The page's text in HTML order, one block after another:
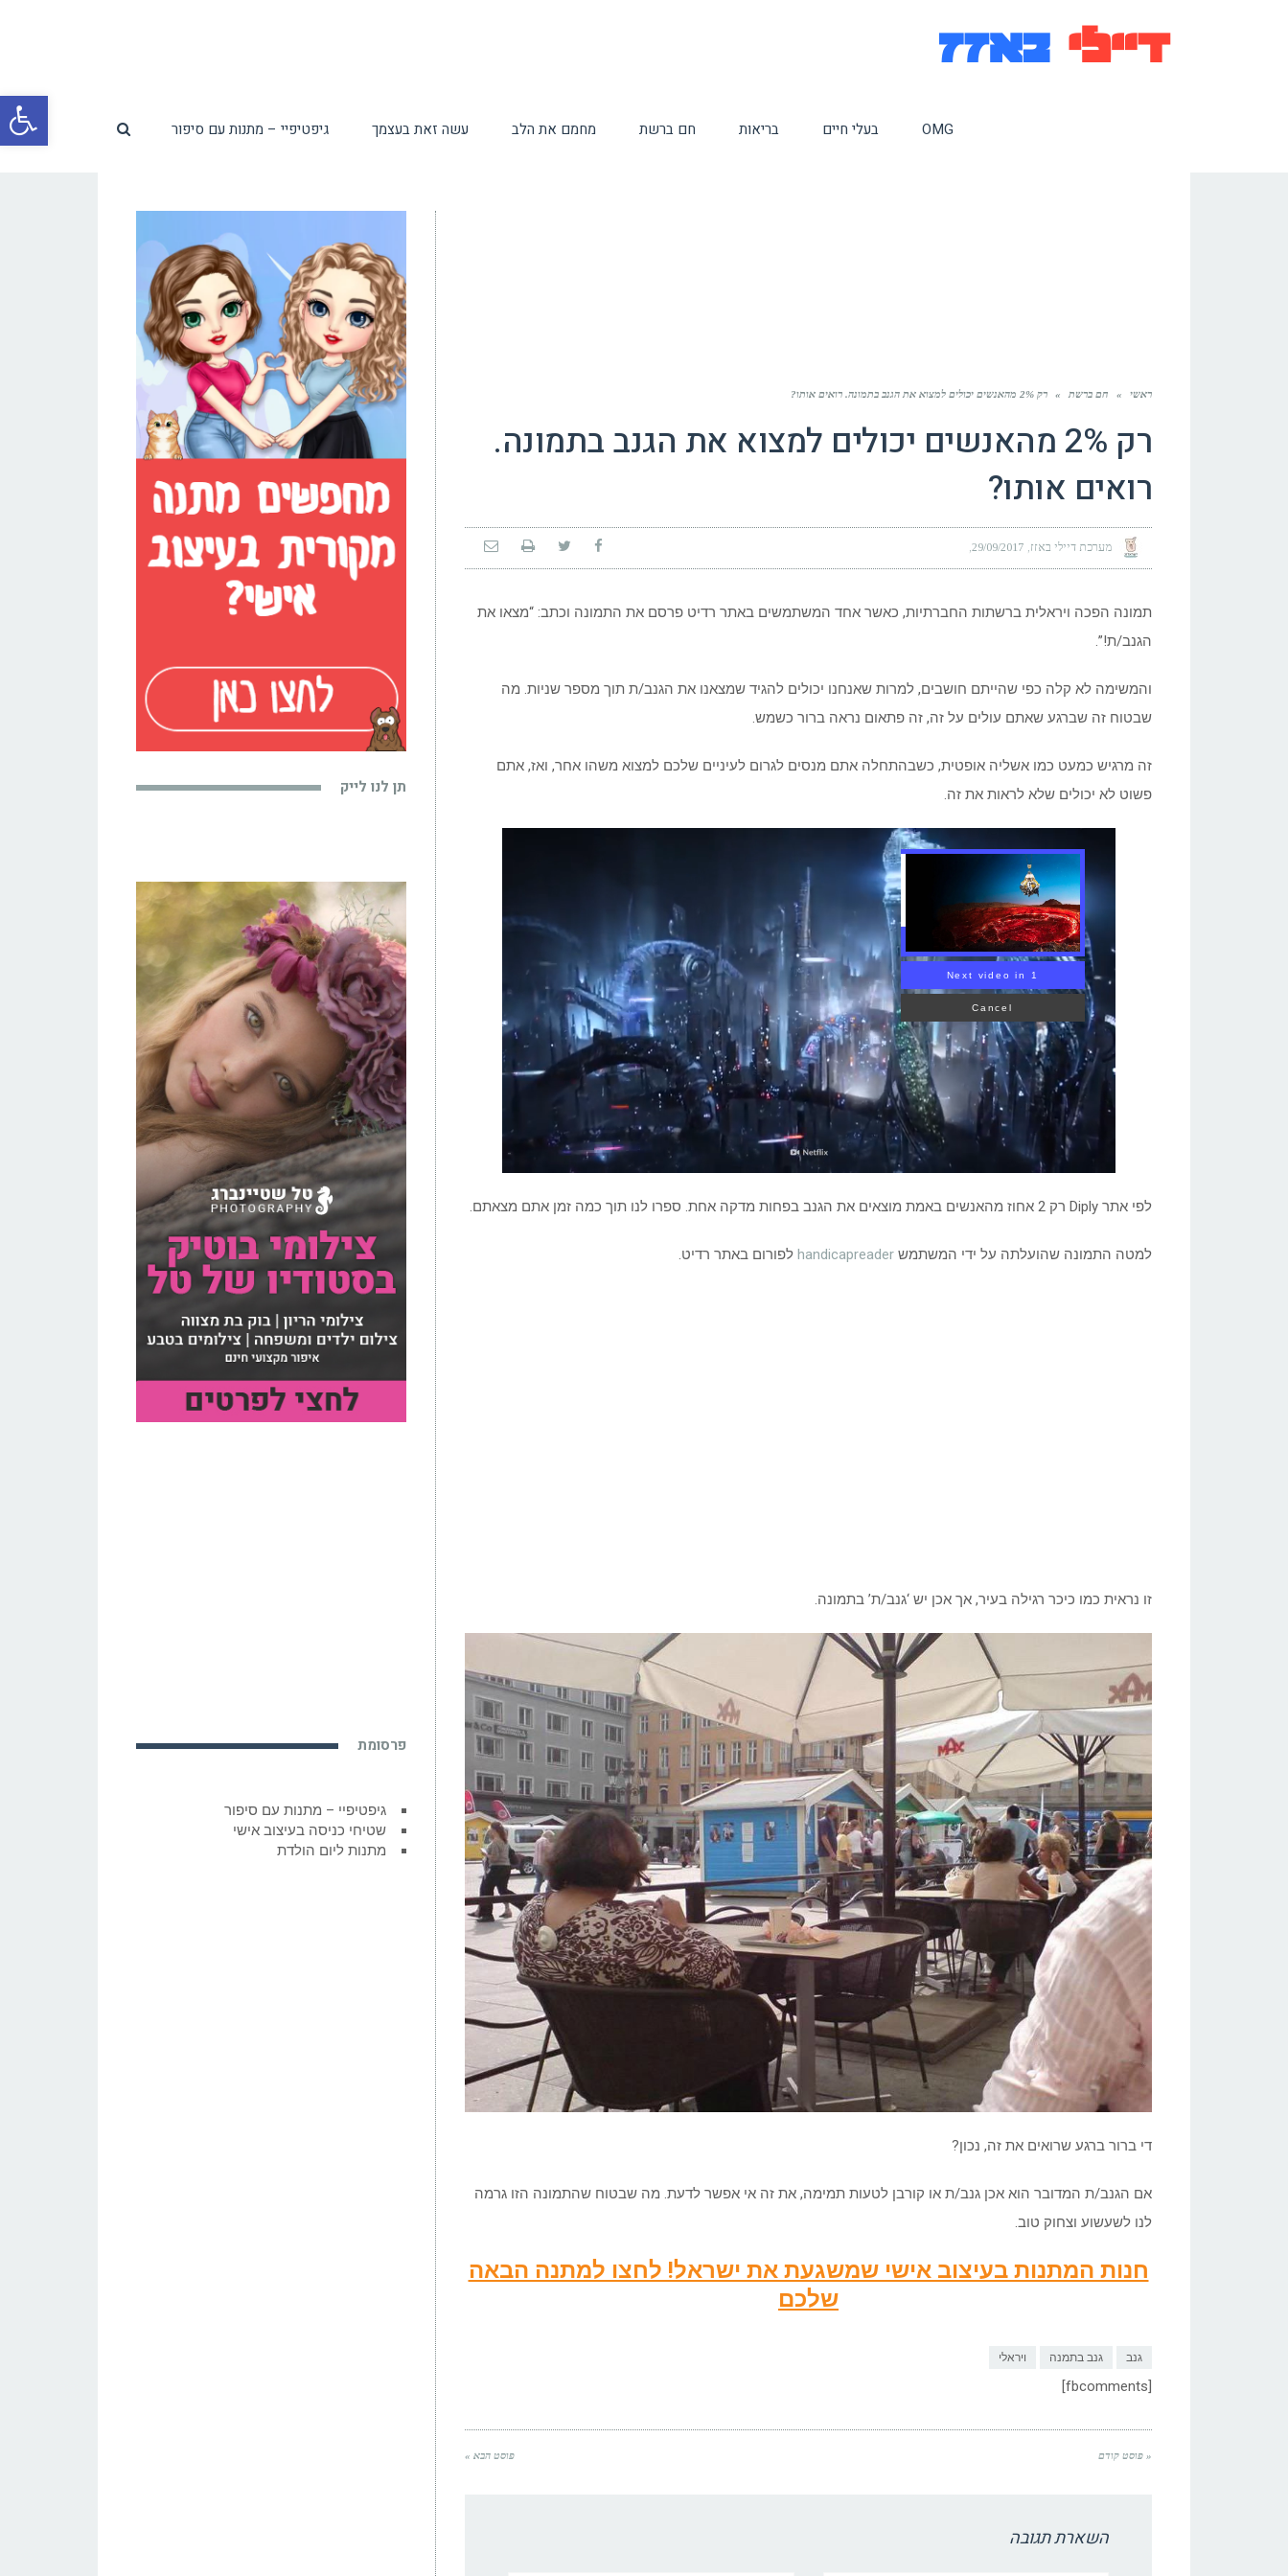
OMG בעלי חיים בריאות חם ברשת מחמם את הלב עשה זאת בעצמך גיפטיפיי – מתנות עם סיפור
ראשי » חם ברשת » רק 2% מהאנשים יכולים למצוא את הגנב בתמונה. רואים אותו?
רק 2% מהאנשים יכולים למצוא את הגנב בתמונה.
רואים אותו?
מערכת דיילי באזז 29/09/2017
תמונה הפכה ויראלית ברשתות החברתיות, כאשר אחד המשתמשים באתר רדיט פרסם את התמונה וכתב: “מצאו את
הגנב/ת!”.
והמשימה לא קלה כפי שהייתם חושבים, למרות שאנחנו יכולים להגיד שמצאנו את הגנב/ת תוך מספר שניות. מה
שבטוח זה שברגע שאתם עולים על זה, זה פתאום נראה ברור כשמש.
זה מרגיש כמעט כמו אשליה אופטית, כשבהתחלה אתם מנסים לגרום לעיניים שלכם למצוא משהו אחר, ואז, אתם
פשוט לא יכולים שלא לראות את זה.
00:00/04:26 What If We Dumped Our Trash Into Volcanoes?
לפי אתר Diply רק 2 אחוז מהאנשים באמת מוצאים את הגנב בפחות מדקה אחת. ספרו לנו תוך כמה זמן אתם מצאתם.
למטה התמונה שהועלתה על ידי המשתמש handicapreader לפורום באתר רדיט.
זו נראית כמו כיכר רגילה בעיר, אך אכן יש ‘גנב/ת’ בתמונה.
די ברור ברגע שרואים את זה, נכון?
אם הגנב/ת המדובר הוא אכן גנב/ת או קורבן לטעות תמימה, את זה אי אפשר לדעת. מה שבטוח שהתמונה הזו גרמה
לנו לשעשוע וצחוק טוב.
חנות המתנות בעיצוב אישי שמשגעת את ישראל! לחצו למתנה הבאה
שלכם
גנב גנב בתמנה ויראלי
« פוסט קודם פוסט הבא »
השארת תגובה
תן לנו לייק
פרסומת
גיפטיפיי – מתנות עם סיפור
שטיחי כניסה בעיצוב אישי
מתנות ליום הולדת